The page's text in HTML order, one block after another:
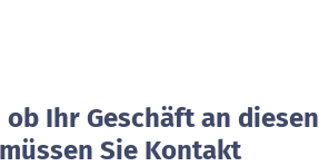
Ihr Geschäft an diesen
Sie Kontakt